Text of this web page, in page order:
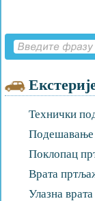
Технички
Подешавање
Поклопац
Врата
Улазна